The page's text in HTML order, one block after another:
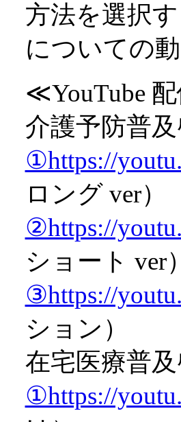
方法を選択
についての
≪YouTube
介護予防普
①https://
ロング ver）
②https://
ショート ver）
③https://
ション）
在宅医療普
①https://